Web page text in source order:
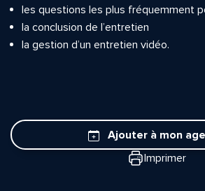
les questions les plus fréquemment
la conclusion de l’entretien
la gestion d’un entretien vidéo.
Ajouter à mon
Imprimer